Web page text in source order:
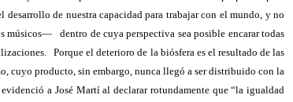
de nuestra capacidad para trabajar con el mundo, y no
músicos—
dentro de cuya perspectiva sea posible encarar todas
Porque el deterioro de la biósfera es el resultado de las
cuyo producto, sin embargo, nunca llegó a ser distribuido con la
a José Martí al declarar rotundamente que “la igualdad